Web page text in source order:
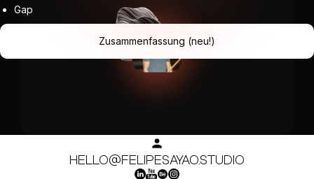
Gap
Zusammenfassung (neu!)
HELLO@FELIPESAYAO.STUDIO